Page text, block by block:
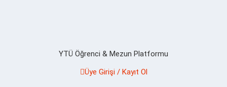
YTÜ Öğrenci & Mezun Platformu
Üye Girişi / Kayıt Ol